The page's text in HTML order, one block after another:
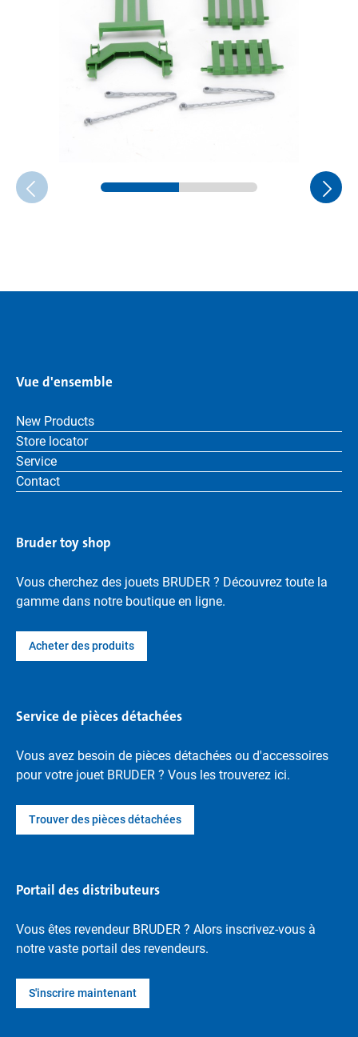
Vue d'ensemble
New Products
Store locator
Service
Contact
Bruder toy shop
Vous cherchez des jouets BRUDER ? Découvrez toute la
gamme dans notre boutique en ligne.
Acheter des produits
Service de pièces détachées
Vous avez besoin de pièces détachées ou d'accessoires
pour votre jouet BRUDER ? Vous les trouverez ici.
Trouver des pièces détachées
Portail des distributeurs
Vous êtes revendeur BRUDER ? Alors inscrivez-vous à
notre vaste portail des revendeurs.
S'inscrire maintenant